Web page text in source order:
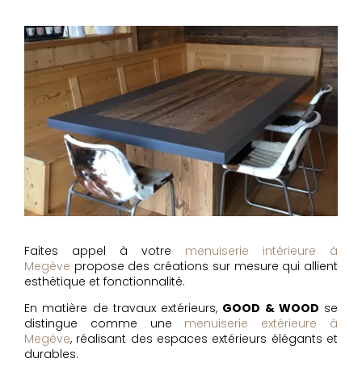
Faites appel à votre menuiserie intérieure à
Megève propose des créations sur mesure qui allient
esthétique et fonctionnalité.
En matière de travaux extérieurs, GOOD & WOOD se
distingue comme une menuiserie extérieure à
Megève, réalisant des espaces extérieurs élégants et
durables.